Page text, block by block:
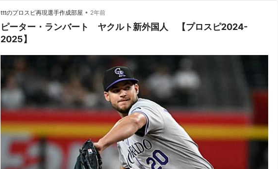
tttのプロスピ再現選手作成部屋 • 2年前
ピーター・ランバート ヤクルト新外国人 【プロスピ2024-
2025】